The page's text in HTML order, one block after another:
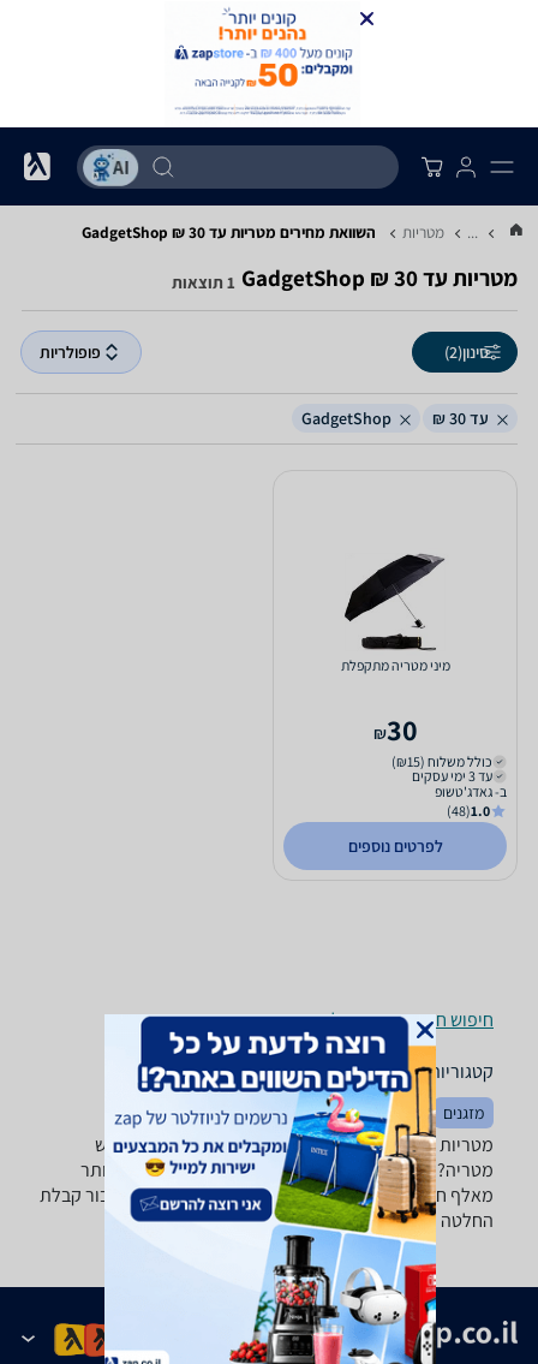
... מטריות השוואת מחירים מטריות ‏עד 30 ‏₪ ‏GadgetShop
מטריות ‏עד 30 ‏₪ ‏GadgetShop 1 תוצאות
סינון(2) פופולריות
עד 30 ₪ GadgetShop
מיני מטריה מתקפלת
30
₪
כולל משלוח (₪15)
עד 3 ימי עסקים
ב- גאדג'טשופ
1.0
(48)
לפרטים נוספים
חיפוש חנויות מטריות לפי עיר
קטגוריות משלימות
מזגנים מאווררים מייבשי שיער
מטריות ‏עד 30 ‏₪ ‏GadgetShop -נמצאו 1 מוצרים. מחפש
מטריה? רק בזאפ תמצאו חוות דעת, השוואת מחירים ביותר
מאלף חנויות בתחום מתנות ושונות וכל המידע הנחוץ עבור קבלת
החלטה חכמה!